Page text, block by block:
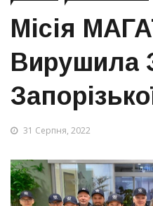
Місія
Вирушила
31 Серпня, 2022